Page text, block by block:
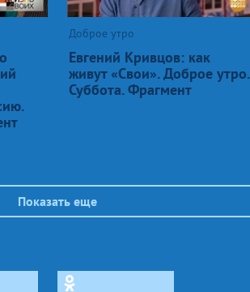
Доброе утро
Евгений Кривцов: как
живут «Свои». Доброе утро.
Суббота. Фрагмент
Показать еще